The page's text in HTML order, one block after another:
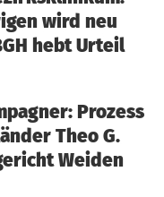
wird neu
hebt Urteil
Prozess
Theo G.
Weiden